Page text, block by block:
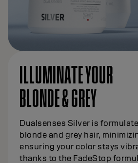
ILLUMINATE YOUR
BLONDE & GREY
Dualsenses Silver is
blonde and grey hair,
ensuring your color stays
thanks to the FadeStop